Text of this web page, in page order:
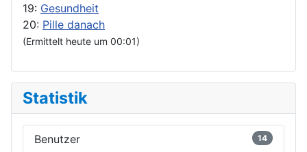
19: Gesundheit
20: Pille danach
(Ermittelt heute um 00:01)
Statistik
Benutzer 14